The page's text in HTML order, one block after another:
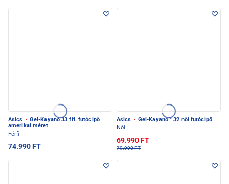
Asics · Gel-Kayano 33 ffi. futócipő
amerikai méret
Férfi
74.990 FT
Asics · Gel-Kayano™ 32 női futócipő
Női
69.990 FT
79.990 FT